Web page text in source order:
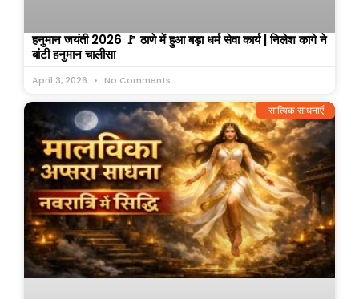
हनुमान जयंती 2026 🚩 ठाणे में हुआ बड़ा धर्म सेवा कार्य | निलेश कागे ने
बांटी हनुमान चालीसा
April 3, 2026 No Comments
सात्विक साधनाएँ